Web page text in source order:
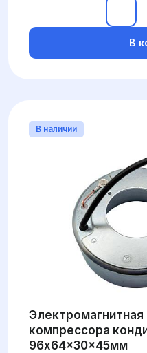
В
В наличии
Электромагнитная
компрессора
96x64x30x45мм